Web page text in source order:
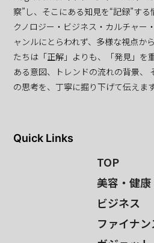
察”し、そこにある知見を“記録”す
クノロジー・ビジネス・カルチャー
ャンルにとらわれず、多様な視点か
たちは「正解」よりも、「発見」を
ある意図、トレンドの流れの背景、
の思考を、丁寧に掘り下げて伝えます
Quick Links
TOP
美容・健康
ビジネス
ファイナン